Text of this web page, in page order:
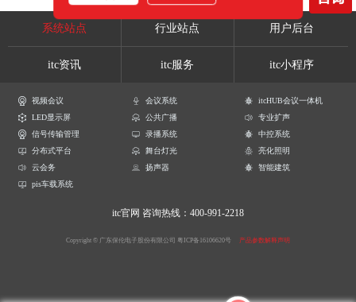
系统站点 行业站点 用户后台
itc资讯 itc服务 itc小程序
视频会议 会议系统
itcHUB会议一体机
LED显示屏
公共广播
专业扩声
信号传输管理
录播系统
中控系统
分布式平台
舞台灯光
亮化照明
云会务
扬声器
智能建筑
pis车载系统
itc官网 咨询热线：400-991-2218
Copyright © 广东保伦电子股份有限公司 粤ICP备16106620号 产品参数解释声明